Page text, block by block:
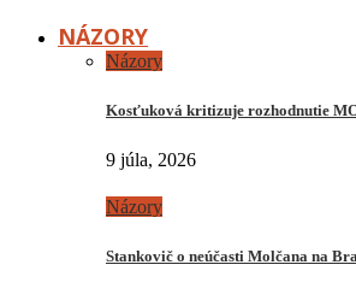
NÁZORY
Názory
Kosťuková kritizuje rozhodnutie
9 júla, 2026
Názory
Stankovič o neúčasti Molčana na